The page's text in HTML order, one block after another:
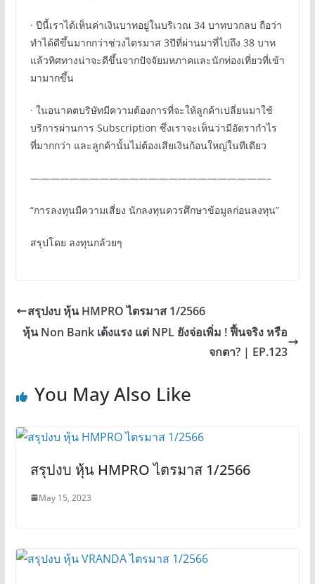
· ปีนี้เราได้เห็นค่าเงินบาทอยู่ในบริเวณ 34 บาทบวกลบ ถือว่า
ทำได้ดีขึ้นมากกว่าช่วงไตรมาส 3ปีที่ผ่านมาที่ไปถึง 38 บาท
แล้วทิศทางน่าจะดีขึ้นจากปัจจัยมหภาคและนักท่องเที่ยวที่เข้า
มามากขึ้น
· ในอนาคตบริษัทมีความต้องการที่จะให้ลูกค้าเปลี่ยนมาใช้
บริการผ่านการ Subscription ซึ่งเราจะเห็นว่ามีอัตรากำไร
ที่มากกว่า และลูกค้านั้นไม่ต้องเสียเงินก้อนใหญ่ในทีเดียว
————————————————————————–
“การลงทุนมีความเสี่ยง นักลงทุนควรศึกษาข้อมูลก่อนลงทุน”
สรุปโดย ลงทุนกล้วยๆ
สรุปงบ หุ้น HMPRO ไตรมาส 1/2566
หุ้น Non Bank เด้งแรง แต่ NPL ยังจ่อเพิ่ม ! ฟื้นจริง หรือ
จกตา? | EP.123
You May Also Like
สรุปงบ หุ้น HMPRO ไตรมาส 1/2566
May 15, 2023